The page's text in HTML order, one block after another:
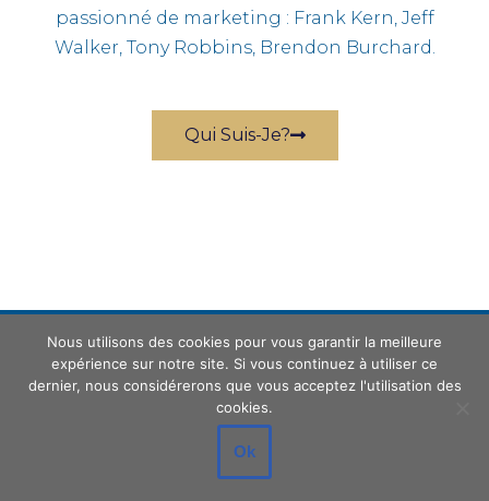
passionné de marketing : Frank Kern, Jeff
Walker, Tony Robbins, Brendon Burchard.
Qui Suis-Je?
RECEVEZ GRATUITEMENT NOTRE
En vous inscrivant ici vous recevrez les
conseils de Sébastien Night par email, via la
Nous utilisons des cookies pour vous garantir la meilleure
expérience sur notre site. Si vous continuez à utiliser ce
dernier, nous considérerons que vous acceptez l'utilisation des
cookies.
Ok